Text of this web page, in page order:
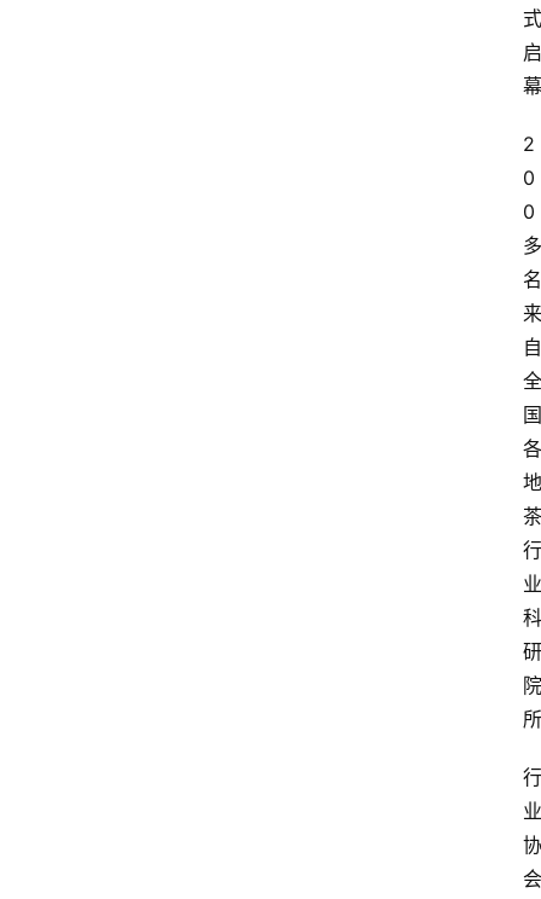
式
启
幕
2
0
0
多
名
来
自
全
国
各
地
茶
行
业
科
研
院
所
行
业
协
会